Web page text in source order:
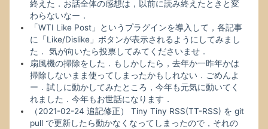
も
設
定
方
法
を
メ
モ
書
き
し
終えた．お話全体の感想は，以前に読み終えたときと変
わらないなー．
「WTI Like Post」というプラグインを導入して，各記事
に「Like/Dislike」ボタンが表示されるようにしてみまし
た． 気が向いたら投票してみてくださいませ．
扇風機の掃除をした．もしかしたら，去年か一昨年かは
掃除しないまま使ってしまったかもしれない．ごめんよ
ー．試しに動かしてみたところ，今年も元気に動いてく
れました．今年もお世話になります．
（2021-02-24 追記修正） Tiny Tiny RSS(TT-RSS) を git
pull で更新したら動かなくなってしまったので，それの